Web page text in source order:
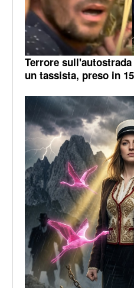
Terrore
un tassista, preso in